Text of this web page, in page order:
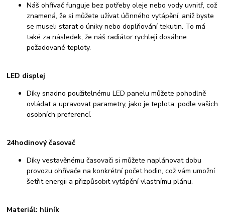
Náš ohřívač funguje bez potřeby oleje nebo vody uvnitř, což
znamená, že si můžete užívat účinného vytápění, aniž byste
se museli starat o úniky nebo doplňování tekutin. To má
také za následek, že náš radiátor rychleji dosáhne
požadované teploty.
LED displej
Díky snadno použitelnému LED panelu můžete pohodlně
ovládat a upravovat parametry, jako je teplota, podle vašich
osobních preferencí.
24hodinový časovač
Díky vestavěnému časovači si můžete naplánovat dobu
provozu ohřívače na konkrétní počet hodin, což vám umožní
šetřit energii a přizpůsobit vytápění vlastnímu plánu.
Materiál: hliník